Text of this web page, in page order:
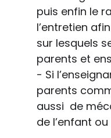
puis enfin le
l’entretien
sur lesquels
parents et
- Si
parents
aussi de
de l’enfant